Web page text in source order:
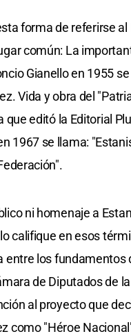
forma de referirse al
común: La
Gianello en 1955
Vida y obra del
que editó la Editorial
1967 se llama:
ni homenaje a
califique en esos
entre los fundamentos
de Diputados de
al proyecto que
como "Héroe